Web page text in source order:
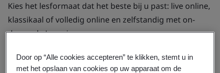
Kies het lesformaat dat het beste bij u past: live online,
klassikaal of volledig online en zelfstandig met on-
demand eLearning.
Bekijk trainingen
Door op “Alle cookies accepteren” te klikken, stemt u in
met het opslaan van cookies op uw apparaat om de